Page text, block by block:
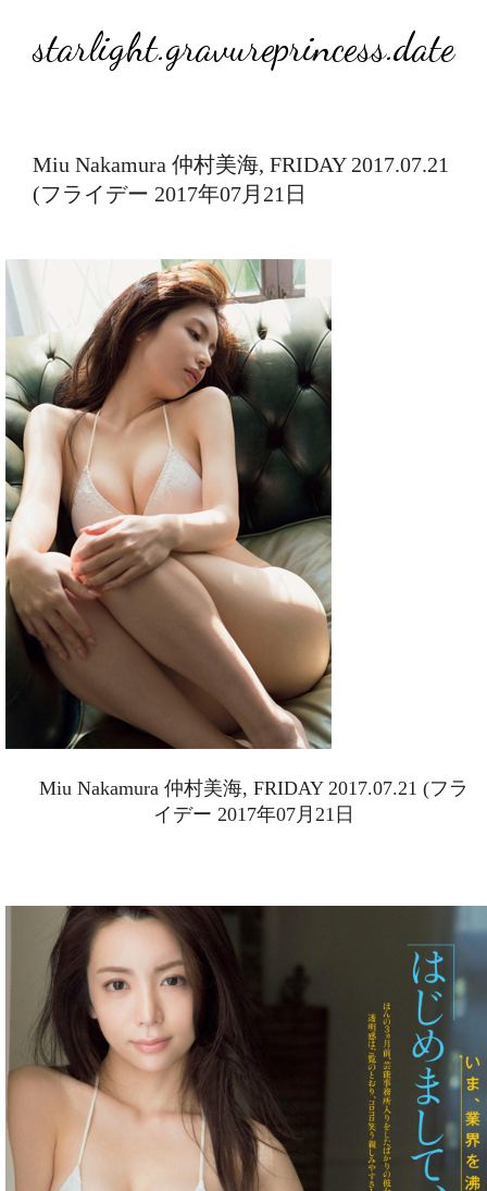
starlight.gravureprincess.date
Miu Nakamura 仲村美海, FRIDAY 2017.07.21
(フライデー 2017年07月21日
Miu Nakamura 仲村美海, FRIDAY 2017.07.21 (フラ
イデー 2017年07月21日